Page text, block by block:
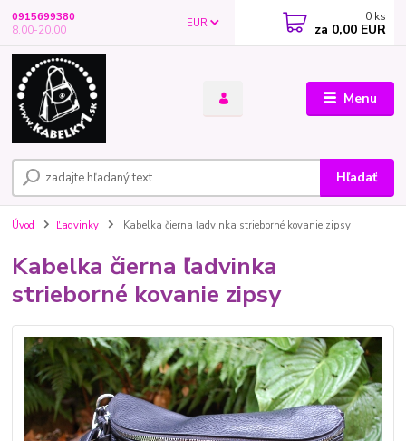
Menu
EUR
Hľadať
0915699380
8.00-20.00
0 ks
za 0,00 EUR
Úvod Ľadvinky Kabelka čierna ľadvinka strieborné kovanie zipsy
Kabelka čierna ľadvinka
strieborné kovanie zipsy